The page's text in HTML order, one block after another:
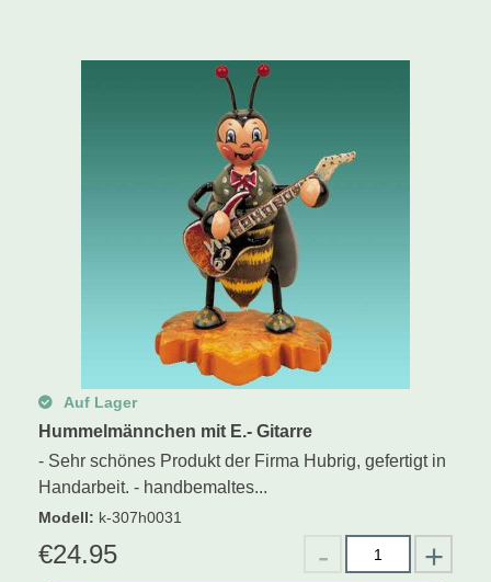
Auf Lager
Hummelmännchen mit E.- Gitarre
- Sehr schönes Produkt der Firma Hubrig, gefertigt in
Handarbeit. - handbemaltes...
Modell: k-307h0031
€24.95